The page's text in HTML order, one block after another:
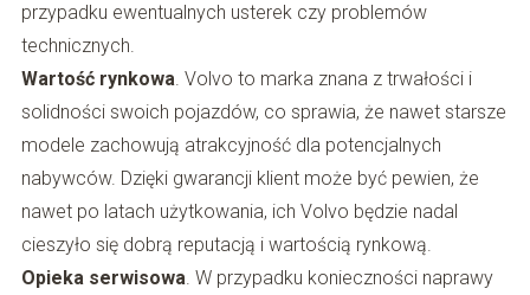
przypadku ewentualnych usterek czy problemów
technicznych.
Wartość rynkowa. Volvo to marka znana z trwałości i
solidności swoich pojazdów, co sprawia, że nawet starsze
modele zachowują atrakcyjność dla potencjalnych
nabywców. Dzięki gwarancji klient może być pewien, że
nawet po latach użytkowania, ich Volvo będzie nadal
cieszyło się dobrą reputacją i wartością rynkową.
Opieka serwisowa. W przypadku konieczności naprawy